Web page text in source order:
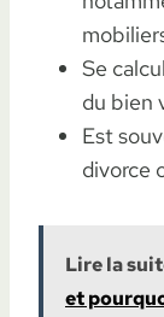
Se
du bien
Est
divorce
Lire la
et